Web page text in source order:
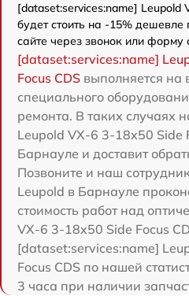
[dataset:services:name] Leupold
будет стоить на -15%
сайте через звонок или форму
[dataset:services:name]
Focus CDS выполняется на
специального
ремонта. В таких случаях
Leupold VX-6 3-18x50 Side
Барнауле и доставит
Позвоните и наш
Leupold в Барнауле
стоимость работ над
VX-6 3-18x50 Side Focus
[dataset:services:name]
Focus CDS по нашей
3 часа при наличии